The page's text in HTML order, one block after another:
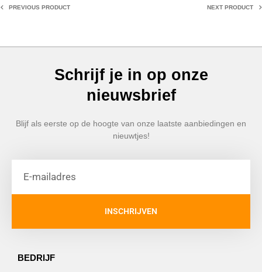
PREVIOUS PRODUCT NEXT PRODUCT
Schrijf je in op onze
nieuwsbrief
Blijf als eerste op de hoogte van onze laatste aanbiedingen en
nieuwtjes!
INSCHRIJVEN
BEDRIJF